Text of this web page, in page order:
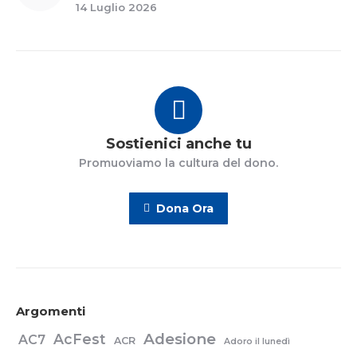
14 Luglio 2026
Sostienici anche tu
Promuoviamo la cultura del dono.
Dona Ora
Argomenti
AC7 AcFest ACR Adesione Adoro il lunedì